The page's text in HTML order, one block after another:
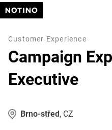
Customer Experience
Campaign
Executive
Brno-střed, CZ